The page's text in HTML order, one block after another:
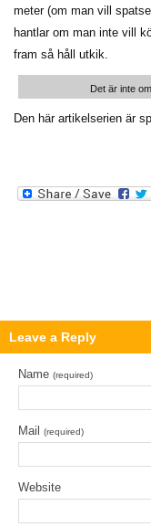
meter (om man vill
hantlar om man inte vill
fram så håll utkik.
Det är inte
Den här artikelserien är
Leave a Reply
Name (required)
Mail (required)
Website